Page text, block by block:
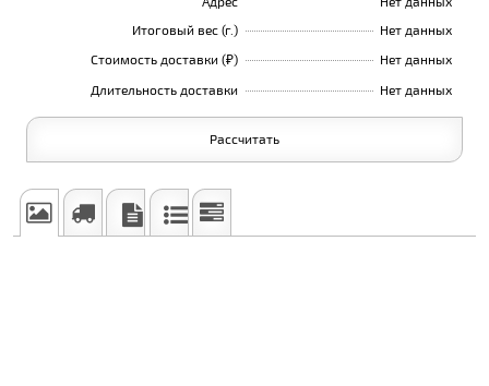
Итоговый вес (г.)
Нет данных
Стоимость доставки (₽)
Нет данных
Длительность доставки
Нет данных
Рассчитать